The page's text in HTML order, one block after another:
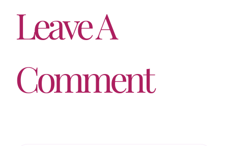
Leave A
Comment